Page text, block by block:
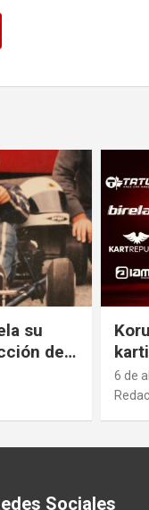
su
de
6 de
Sociales